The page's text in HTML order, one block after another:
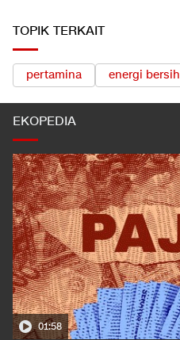
TOPIK TERKAIT
pertamina energi bersih
EKOPEDIA
01:58